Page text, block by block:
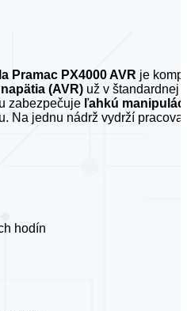
Pramac PX4000 AVR je
(AVR) už v štandardnej
zabezpečuje ľahkú
Na jednu nádrž vydrží
hodín